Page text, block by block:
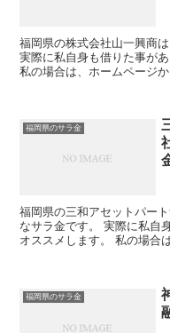
福岡県の株式会社山一興商
実際に私自身も借りた事が
私の場合は、ホームページ
福岡県のサラ金
福岡県の三和アセットパー
なサラ金です。 実際に私自
オススメします。 私の場合
福岡県のサラ金